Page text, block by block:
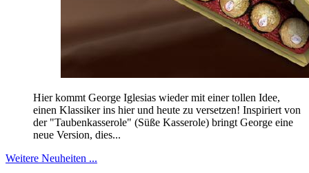
Hier kommt George Iglesias wieder mit einer tollen Idee,
einen Klassiker ins hier und heute zu versetzen! Inspiriert von
der "Taubenkasserole" (Süße Kasserole) bringt George eine
neue Version, dies...
Weitere Neuheiten ...